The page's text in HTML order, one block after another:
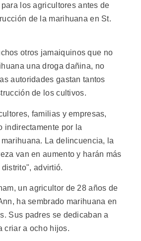
los agricultores antes de
de la marihuana en St.
otros jamaiquinos que no
una droga dañina, no
autoridades gastan tantos
de los cultivos.
familias y empresas,
indirectamente por la
La delincuencia, la
van en aumento y harán más
advirtió.
un agricultor de 28 años de
ha sembrado marihuana en
Sus padres se dedicaban a
criar a ocho hijos.